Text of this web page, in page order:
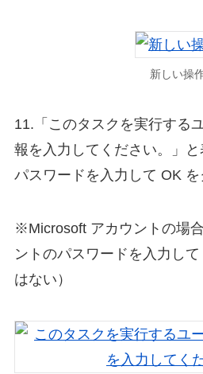
新しい操
11.「このタスクを実行する
報を入力してください。」と
パスワードを入力して OK を
※Microsoft アカウントの場
ントのパスワードを入力し
はない）